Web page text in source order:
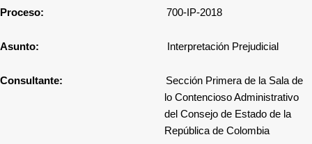
Proceso: 700-IP-2018
Asunto: Interpretación Prejudicial
Consultante: Sección Primera de la Sala de
lo Contencioso Administrativo
del Consejo de Estado de la
República de Colombia